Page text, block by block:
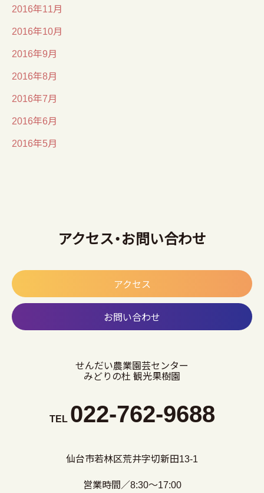
2016年11月
2016年10月
2016年9月
2016年8月
2016年7月
2016年6月
2016年5月
アクセス・お問い合わせ
アクセス
お問い合わせ
せんだい農業園芸センター
みどりの杜 観光果樹園
TEL 022-762-9688
仙台市若林区荒井字切新田13-1
営業時間／8:30～17:00